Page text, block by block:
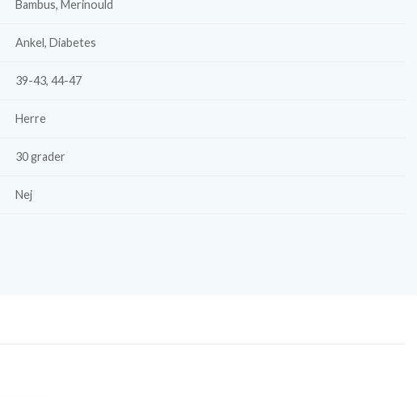
Bambus, Merinould
Ankel, Diabetes
39-43, 44-47
Herre
30 grader
Nej